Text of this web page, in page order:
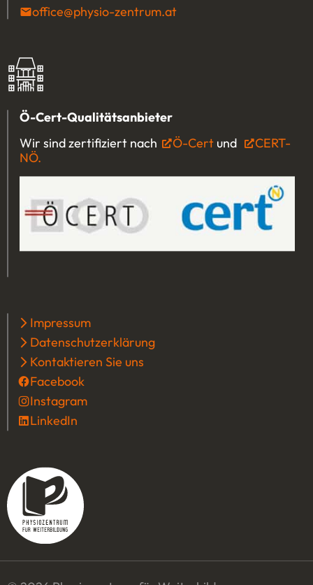
office@physio-zentrum.at
Ö-Cert-Qualitätsanbieter
Wir sind zertifiziert nach
Ö-Cert (Öffnet in einem
und
CERT-
NÖ.
Impressum
Datenschutzerklärung
Kontaktieren Sie uns
Facebook
Instagram
LinkedIn